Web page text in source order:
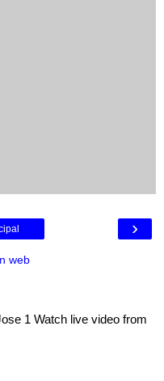
›
web
1 Watch live video from